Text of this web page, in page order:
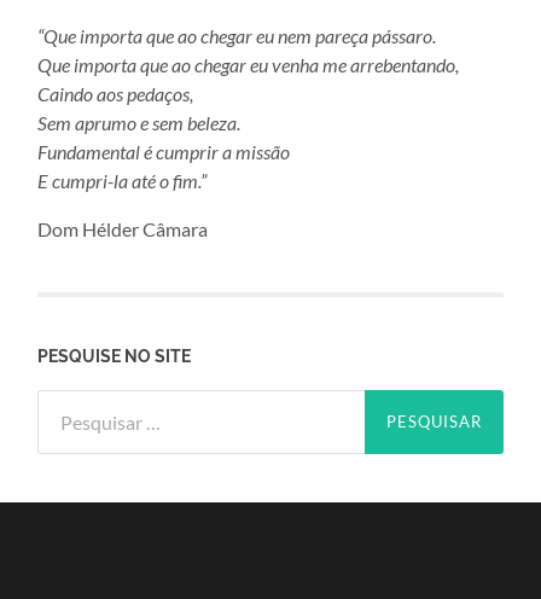
“Que importa que ao chegar eu nem pareça pássaro.
Que importa que ao chegar eu venha me arrebentando,
Caindo aos pedaços,
Sem aprumo e sem beleza.
Fundamental é cumprir a missão
E cumpri-la até o fim.”
Dom Hélder Câmara
PESQUISE NO SITE
por: